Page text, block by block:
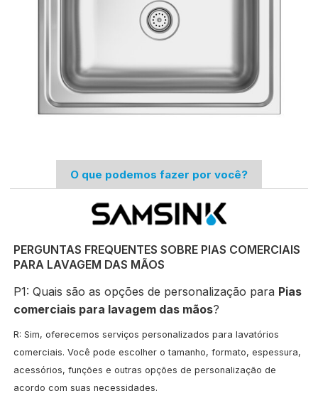
O que podemos fazer por você?
PERGUNTAS FREQUENTES SOBRE PIAS COMERCIAIS
PARA LAVAGEM DAS MÃOS
P1: Quais são as opções de personalização para Pias
comerciais para lavagem das mãos?
R: Sim, oferecemos serviços personalizados para lavatórios
comerciais. Você pode escolher o tamanho, formato, espessura,
acessórios, funções e outras opções de personalização de
acordo com suas necessidades.